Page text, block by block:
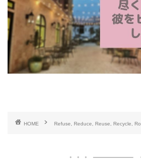
HOME Refuse, Reduce, Reuse, Recycle, Ro